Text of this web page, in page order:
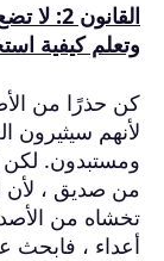
القانون
وتعلم كيفية
كن حذرًا من
لأنهم سيثيرون
ومستبدون. لكن
من صديق ، لأن
تخشاه من
أعداء ، فابحث